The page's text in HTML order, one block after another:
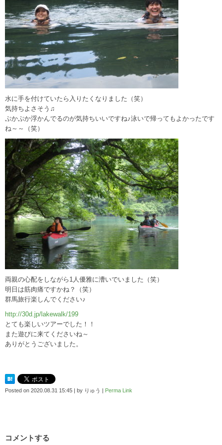
水に手を付けていたら入りたくなりました（笑）
気持ちよさそう♫
ぷかぷか浮かんでるのが気持ちいいですね♪泳いで帰ってもよかったです
ね～～（笑）
両親の心配をしながら1人優雅に漕いでいました（笑）
明日は筋肉痛ですかね？（笑）
群馬旅行楽しんでください♪
http://30d.jp/lakewalk/199
とても楽しいツアーでした！！
また遊びに来てくださいね～
ありがとうございました。
Posted on 2020.08.31 15:45 | by りゅう | Perma Link
コメントする